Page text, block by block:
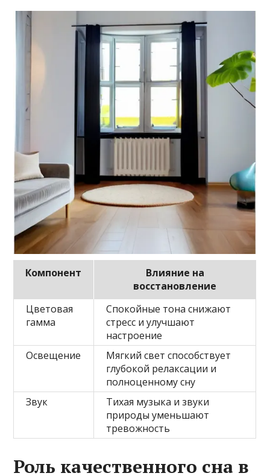
Компонент
Влияние на
восстановление
Цветовая
гамма
Спокойные тона снижают
стресс и улучшают
настроение
Освещение
Мягкий свет способствует
глубокой релаксации и
полноценному сну
Звук
Тихая музыка и звуки
природы уменьшают
тревожность
Роль качественного сна в